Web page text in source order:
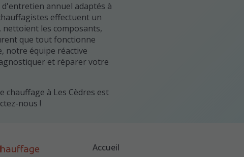
annuel adaptés à
effectuent un
les composants,
que tout fonctionne
notre équipe réactive
et réparer votre
chauffage à Les Cèdres est
nous !
Accueil